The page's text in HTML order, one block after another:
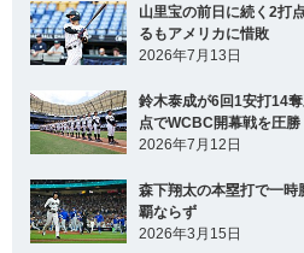
山里宝の前日に続く2打
るもアメリカに惜敗
2026年7月13日
鈴木泰成が6回1安打14
点でWCBC開幕戦を圧勝
2026年7月12日
森下翔太の本塁打で一
覇ならず
2026年3月15日